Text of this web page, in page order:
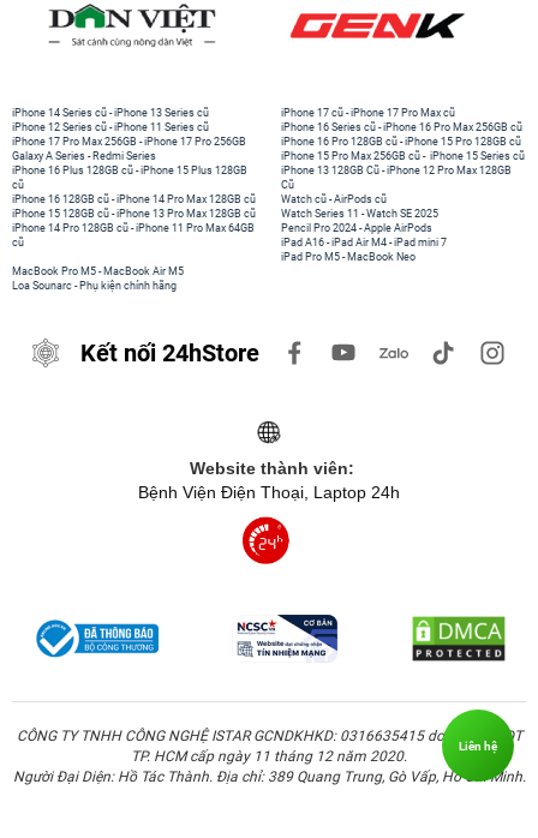
các chương trình khuyến mãi.
iPhone 14 Series cũ -iPhone 13 Series cũ
iPhone 12 Series cũ -iPhone 11 Series cũ
iPhone 17 Pro Max 256GB -iPhone 17 Pro 256GB
Galaxy A Series - Redmi Series
iPhone 17 cũ -iPhone 17 Pro Max cũ
iPhone 16 Series cũ - iPhone 16 Pro Max 256GB cũ
iPhone 16 Pro 128GB cũ -iPhone 15 Pro 128GB cũ
iPhone 15 Pro Max 256GB cũ - iPhone 15 Series cũ
iPhone 16 Plus 128GB cũ -iPhone 15 Plus 128GB
cũ
iPhone 16 128GB cũ -iPhone 14 Pro Max 128GB cũ
iPhone 15 128GB cũ -iPhone 13 Pro Max 128GB cũ
iPhone 14 Pro 128GB cũ -iPhone 11 Pro Max 64GB
cũ
iPhone 13 128GB Cũ -iPhone 12 Pro Max 128GB
Cũ
Watch cũ -AirPods cũ
Watch Series 11 -Watch SE 2025
Pencil Pro 2024 -Apple AirPods
iPad A16 -iPad Air M4 -iPad mini 7
iPad Pro M5 - MacBook Neo
MacBook Pro M5 - MacBook Air M5
Loa Sounarc - Phụ kiện chính hãng
Kết nối 24hStore
Website thành viên:
Bệnh Viện Điện Thoại, Laptop 24h
CÔNG TY TNHH CÔNG NGHỆ ISTAR GCNDKHKD: 0316635415 do Sở KH & ĐT
TP. HCM cấp ngày 11 tháng 12 năm 2020.
Người Đại Diện: Hồ Tác Thành. Địa chỉ: 389 Quang Trung, Gò Vấp, Hồ Chí Minh.
Liên hệ